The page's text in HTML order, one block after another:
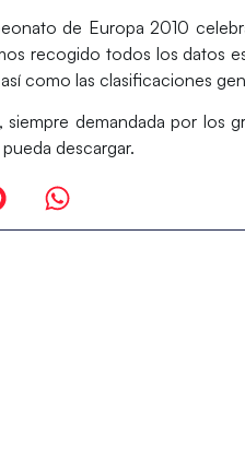
de Europa 2010
recogido todos los datos
como las clasificaciones
demandada por los
descargar.